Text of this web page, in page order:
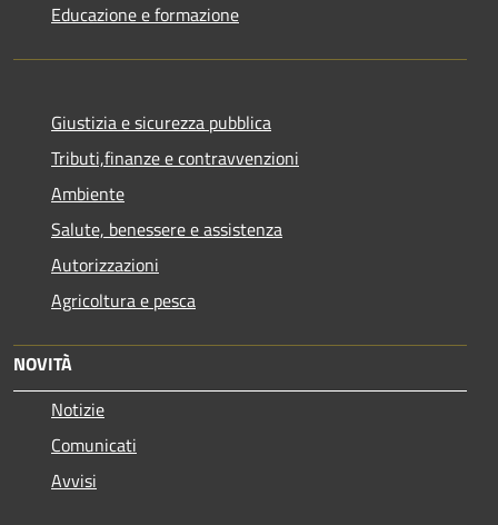
Educazione e formazione
Giustizia e sicurezza pubblica
Tributi,finanze e contravvenzioni
Ambiente
Salute, benessere e assistenza
Autorizzazioni
Agricoltura e pesca
NOVITÀ
Notizie
Comunicati
Avvisi